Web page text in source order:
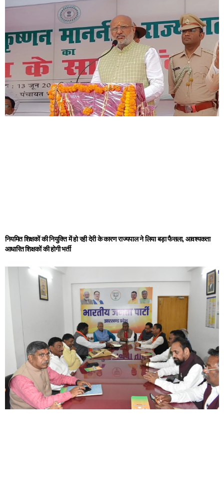
नियमित शिक्षकों की नियुक्ति में हो रही देरी के कारण राज्यपाल ने लिया बड़ा फैसला, आवश्यकता
आधारित शिक्षकों की होगी भर्ती